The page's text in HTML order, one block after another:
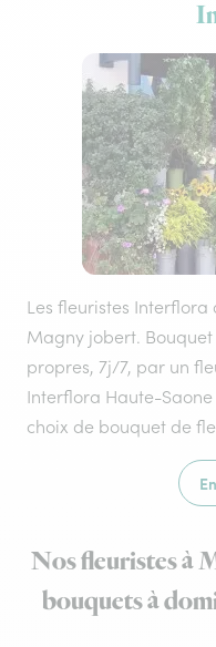
Les fleuristes
Magny jobert.
propres, 7j/7, par un
Interflora Haute-
choix de bouquet de
Nos fleuristes à
bouquets à